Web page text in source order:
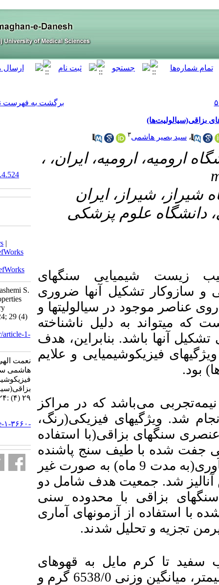
پزشکی
سنگ­های
آنها ضروری
و
ناشناخته
هدف
و علایم
که در مراکز
فیزیکی(رنگ،
استفاده
سنج پاشنده
پس از جمع­آوری(به مدت 9 ماه) به صورت غیر
هدف شامل دو
محدوده سنی
آماری
شدند.
به قهوه­ای
روشن، گستره اندازه 1 تا 40 میلی­متر، میانگین وزنی 6538/0 گرم و
BibTeX
ProCite
Mendeley
Zotero RefWorks
Nematollahi M, Keshavarzi B, Hashemi S.
Occurrence, Physicochemical Properties
and Clinical Symptoms of Salivary
Stones(Sialoliths). armaghanj 2024; 29 (4)
URL:http://armaghanj.yums.ac.ir/article-1-
3660-fa.html
نعمت الهی محمدجواد، کشاورزی بهنام،
هاشمی سید بصیر. رخداد، ویژگی‌های
فیزیکوشیمیایی و علایم بالینی سنگ‌های
بزاقی(سیالولیت‌ها). ارمغان دانش. ۱۴۰۳;
۲۹ (۴) :۵۲۴-۵۴۱
http://armaghanj.yums.ac.ir/article-۱-۳۶۶۰-